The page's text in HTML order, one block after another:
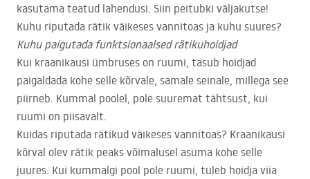
kasutama teatud lahendusi. Siin peitubki väljakutse!
Kuhu riputada rätik väikeses vannitoas ja kuhu suures?
Kuhu paigutada funktsionaalsed rätikuhoidjad
Kui kraanikausi ümbruses on ruumi, tasub hoidjad
paigaldada kohe selle kõrvale, samale seinale, millega see
piirneb. Kummal poolel, pole suuremat tähtsust, kui
ruumi on piisavalt.
Kuidas riputada rätikud väikeses vannitoas? Kraanikausi
kõrval olev rätik peaks võimalusel asuma kohe selle
juures. Kui kummalgi pool pole ruumi, tuleb hoidja viia